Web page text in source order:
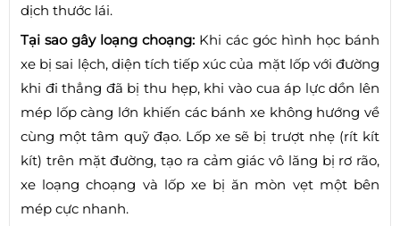
dịch thước lái.
Tại sao gây loạng choạng: Khi các góc hình học bánh
xe bị sai lệch, diện tích tiếp xúc của mặt lốp với đường
khi đi thẳng đã bị thu hẹp, khi vào cua áp lực dồn lên
mép lốp càng lớn khiến các bánh xe không hướng về
cùng một tâm quỹ đạo. Lốp xe sẽ bị trượt nhẹ (rít kít
kít) trên mặt đường, tạo ra cảm giác vô lăng bị rơ rão,
xe loạng choạng và lốp xe bị ăn mòn vẹt một bên
mép cực nhanh.